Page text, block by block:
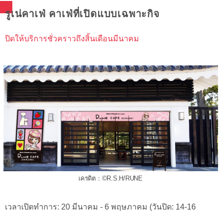
รูเน่คาเฟ่ คาเฟ่ที่เปิดแบบเฉพาะกิจ
ปิดให้บริการชั่วคราวถึงสิ้นเดือนมีนาคม
เครดิต：©R.S.H/RUNE
เวลาเปิดทำการ: 20 มีนาคม - 6 พฤษภาคม (วันปิด: 14-16